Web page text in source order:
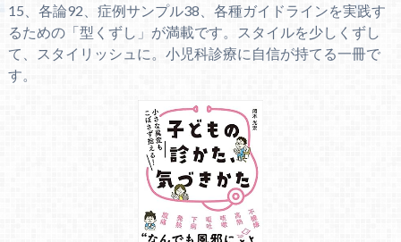
15、各論92、症例サンプル38、各種ガイドラインを実践す
るための「型くずし」が満載です。スタイルを少しくずし
て、スタイリッシュに。小児科診療に自信が持てる一冊で
す。